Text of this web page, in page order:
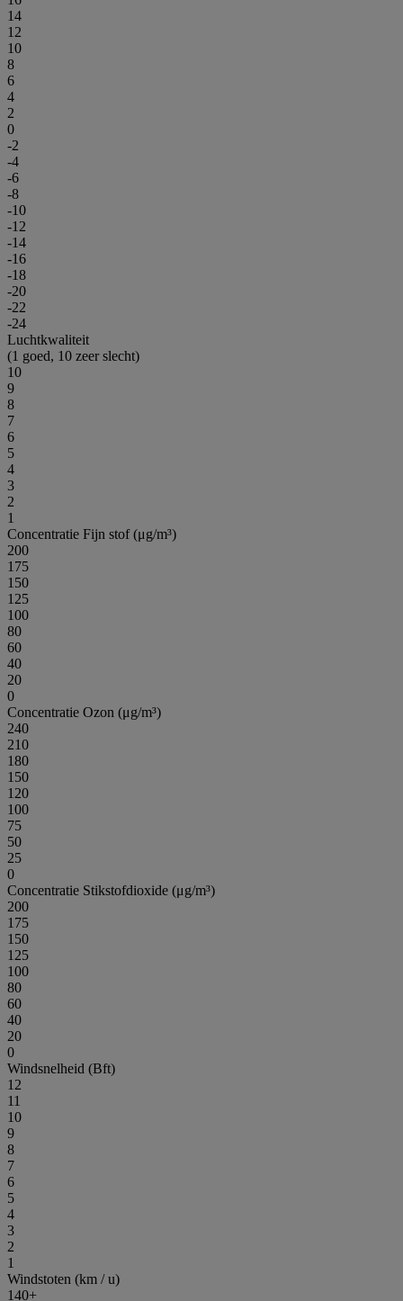
14
12
10
8
6
4
2
0
-2
-4
-6
-8
-10
-12
-14
-16
-18
-20
-22
-24
Luchtkwaliteit
(1 goed, 10 zeer slecht)
10
9
8
7
6
5
4
3
2
1
Concentratie Fijn stof (μg/m³)
200
175
150
125
100
80
60
40
20
0
Concentratie Ozon (μg/m³)
240
210
180
150
120
100
75
50
25
0
Concentratie Stikstofdioxide (μg/m³)
200
175
150
125
100
80
60
40
20
0
Windsnelheid (Bft)
12
11
10
9
8
7
6
5
4
3
2
1
Windstoten (km / u)
140+